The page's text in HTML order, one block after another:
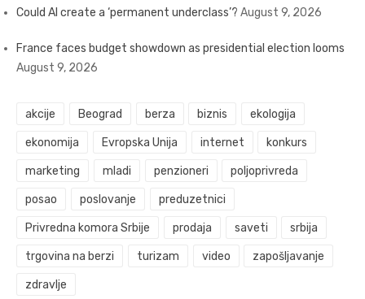
Could AI create a ‘permanent underclass’? August 9, 2026
France faces budget showdown as presidential election looms
August 9, 2026
akcije Beograd berza biznis ekologija
ekonomija Evropska Unija internet konkurs
marketing mladi penzioneri poljoprivreda
posao poslovanje preduzetnici
Privredna komora Srbije prodaja saveti srbija
trgovina na berzi turizam video zapošljavanje
zdravlje